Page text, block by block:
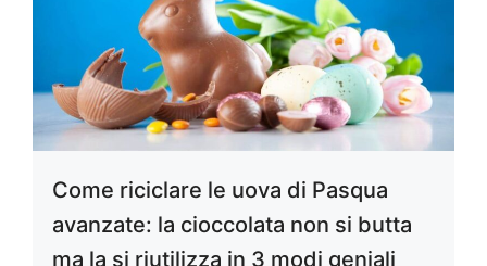
Come riciclare le uova di Pasqua
avanzate: la cioccolata non si butta
ma la si riutilizza in 3 modi geniali